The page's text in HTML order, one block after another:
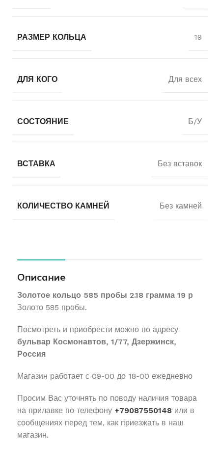
РАЗМЕР КОЛЬЦА 19
ДЛЯ КОГО Для всех
СОСТОЯНИЕ Б/У
ВСТАВКА Без вставок
КОЛИЧЕСТВО КАМНЕЙ Без камней
Описание
Золотое кольцо 585 пробы 2.18 грамма 19 р
Золото 585 пробы.
Посмотреть и приобрести можно по адресу
бульвар Космонавтов, 1/77, Дзержинск,
Россия
Магазин работает с 09-00 до 18-00 ежедневно
Просим Вас уточнять по поводу наличия товара
на прилавке по телефону +79087550148 или в
сообщениях перед тем, как приезжать в наш
магазин.